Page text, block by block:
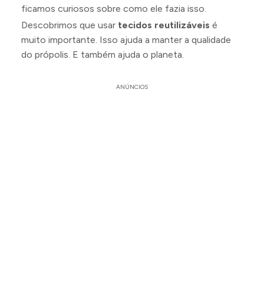
ficamos curiosos sobre como ele fazia isso.
Descobrimos que usar tecidos reutilizáveis é
muito importante. Isso ajuda a manter a qualidade
do própolis. E também ajuda o planeta.
ANÚNCIOS